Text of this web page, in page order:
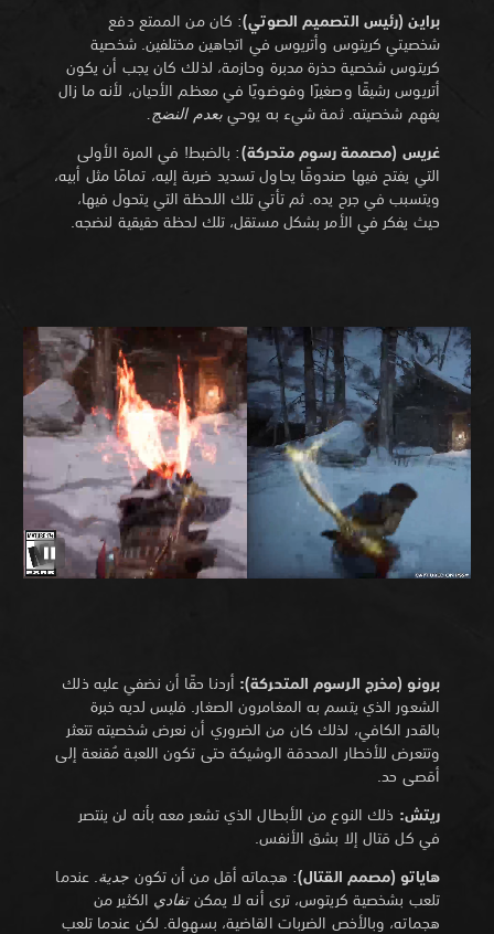
براين (رئيس التصميم الصوتي): كان من الممتع دفع
شخصيتي كريتوس وأتريوس في اتجاهين مختلفين. شخصية
كريتوس شخصية حذرة مدبرة وحازمة، لذلك كان يجب أن يكون
أتريوس رشيقًا وصغيرًا وفوضويًا في معظم الأحيان، لأنه ما زال
يفهم شخصيته. ثمة شيء به يوحي بعدم النضج.
غريس (مصممة رسوم متحركة): بالضبط! في المرة الأولى
التي يفتح فيها صندوقًا يحاول تسديد ضربة إليه، تمامًا مثل أبيه،
ويتسبب في جرح يده. ثم تأتي تلك اللحظة التي يتحول فيها،
حيث يفكر في الأمر بشكل مستقل، تلك لحظة حقيقية لنضجه.
برونو (مخرج الرسوم المتحركة): أردنا حقًا أن نضفي عليه ذلك
الشعور الذي يتسم به المغامرون الصغار. فليس لديه خبرة
بالقدر الكافي، لذلك كان من الضروري أن نعرض شخصيته تتعثر
وتتعرض للأخطار المحدقة الوشيكة حتى تكون اللعبة مُقنعة إلى
أقصى حد.
ريتش: ذلك النوع من الأبطال الذي تشعر معه بأنه لن ينتصر
في كل قتال إلا بشق الأنفس.
هاياتو (مصمم القتال): هجماته أقل من أن تكون جدية. عندما
تلعب بشخصية كريتوس، ترى أنه لا يمكنتفادي الكثير من
هجماته، وبالأخص الضربات القاضية، بسهولة. لكن عندما تلعب